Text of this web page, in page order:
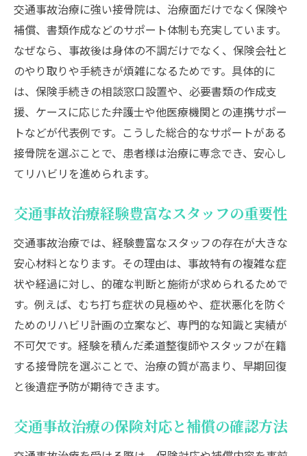
交通事故治療の費用補償と安心できる相談
体制
交通事故治療で失敗しない選び方の注意点
整形外科と接骨院の違いを徹底解説
交通事故治療で整形外科と接骨院の役割比
較
交通事故治療の検査・診断の違いと特徴
交通事故治療の診断書発行や手続きの流れ
ス
交通事故治療で迷った時の医療機関選び方
通院先で迷うなら交通事故治療の基礎知識を
交通事故治療の通院先選びで押さえるべき
基本
交通事故治療の整形外科と接骨院の併用の
実際
交通事故治療で大切な症状の見極め方と相
談
交通事故治療の保険補償と必要な手続き解
説
交通事故治療に強い接骨院は、治療面だけでなく保険や
補償、書類作成などのサポート体制も充実しています。
なぜなら、事故後は身体の不調だけでなく、保険会社と
のやり取りや手続きが煩雑になるためです。具体的に
は、保険手続きの相談窓口設置や、必要書類の作成支
援、ケースに応じた弁護士や他医療機関との連携サポー
トなどが代表例です。こうした総合的なサポートがある
接骨院を選ぶことで、患者様は治療に専念でき、安心し
てリハビリを進められます。
交通事故治療経験豊富なスタッフの重要性
交通事故治療では、経験豊富なスタッフの存在が大きな
安心材料となります。その理由は、事故特有の複雑な症
状や経過に対し、的確な判断と施術が求められるためで
す。例えば、むち打ち症状の見極めや、症状悪化を防ぐ
ためのリハビリ計画の立案など、専門的な知識と実績が
不可欠です。経験を積んだ柔道整復師やスタッフが在籍
する接骨院を選ぶことで、治療の質が高まり、早期回復
と後遺症予防が期待できます。
交通事故治療の保険対応と補償の確認方法